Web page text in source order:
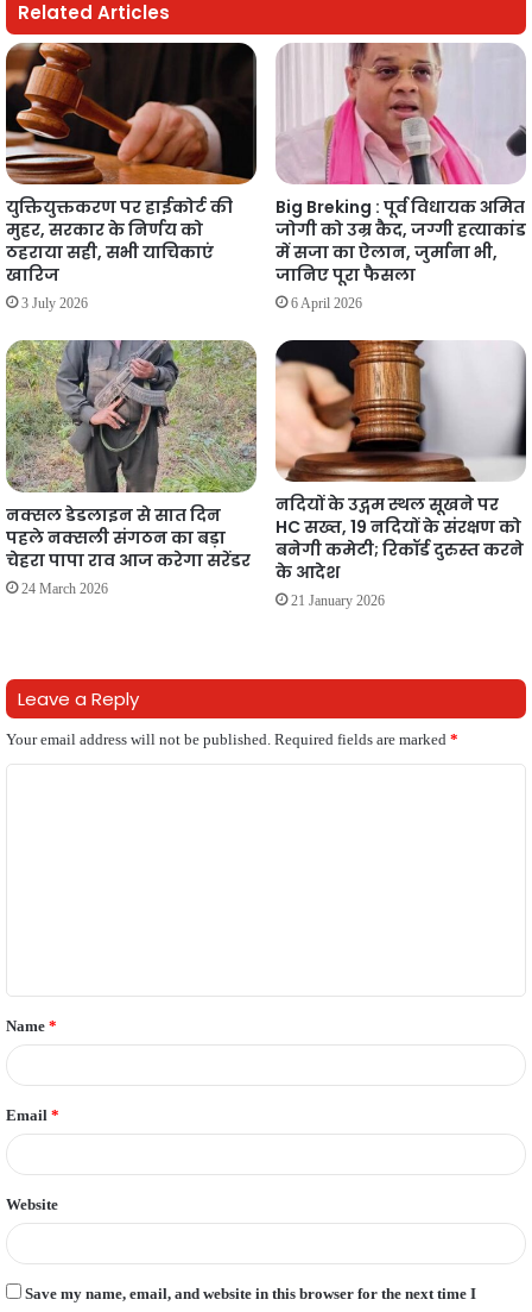
Related Articles
युक्तियुक्तकरण पर हाईकोर्ट की
मुहर, सरकार के निर्णय को
ठहराया सही, सभी याचिकाएं
खारिज
3 July 2026
Big Breking : पूर्व विधायक अमित
जोगी को उम्र कैद, जग्गी हत्याकांड
में सजा का ऐलान, जुर्माना भी,
जानिए पूरा फैसला
6 April 2026
नक्सल डेडलाइन से सात दिन
पहले नक्सली संगठन का बड़ा
चेहरा पापा राव आज करेगा सरेंडर
24 March 2026
नदियों के उद्गम स्थल सूखने पर
HC सख्त, 19 नदियों के संरक्षण को
बनेगी कमेटी; रिकॉर्ड दुरुस्त करने
के आदेश
21 January 2026
Leave a Reply
Your email address will not be published. Required fields are marked *
t
*
Name *
Email *
Website
Save my name, email, and website in this browser for the next time I